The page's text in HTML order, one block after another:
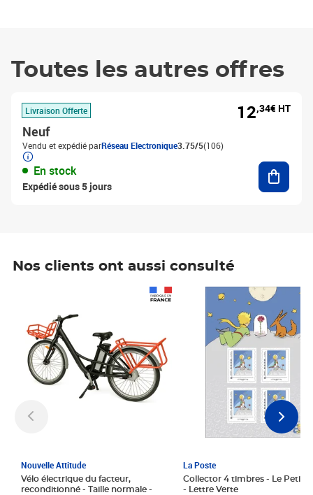
Toutes les autres offres
Livraison Offerte
Neuf
Vendu et expédié parRéseau Electronique3.75/5(106)
En stock
Expédié sous 5 jours
12,34€ HT
Nos clients ont aussi consulté
Nouvelle Attitude
Vélo électrique du facteur,
reconditionné - Taille normale -
La Poste
Collector 4 timbres - Le Petit
- Lettre Verte
Prix 6,25€ HT